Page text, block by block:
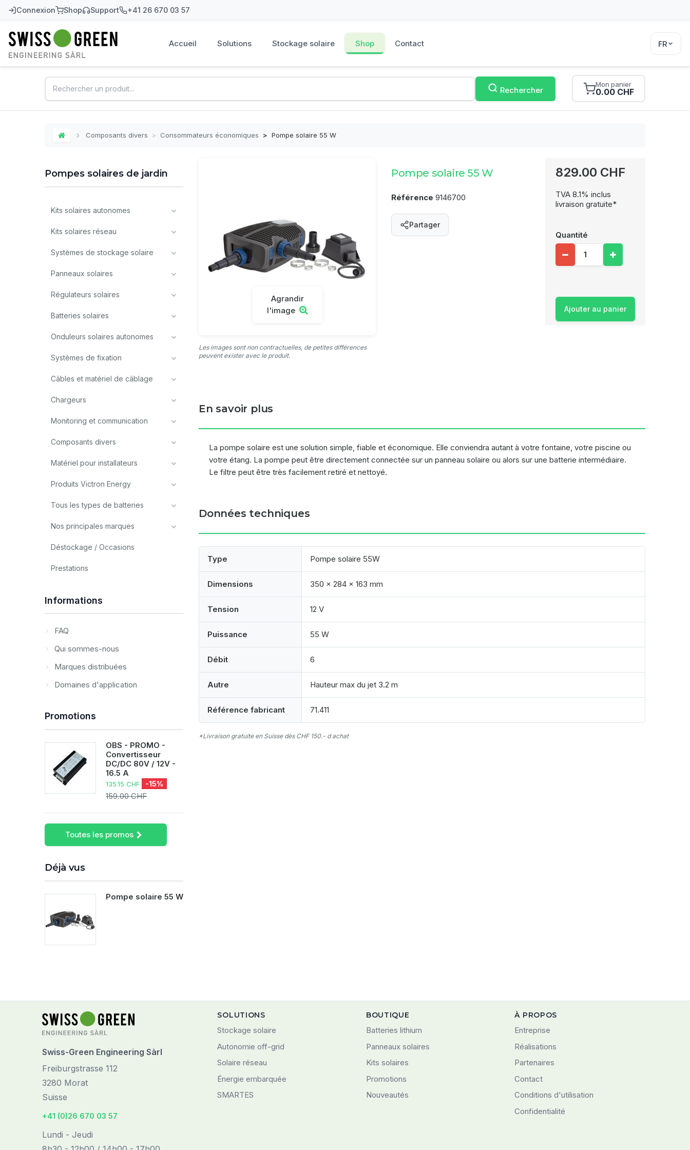
Connexion Shop Support +41 26 670 03 57
Swiss-Green Accueil Solutions Stockage solaire Shop Contact FR
Rechercher
Mon panier
0.00 CHF
Home Composants divers > Consommateurs économiques > Pompe solaire 55 W
Pompes solaires de jardin
Kits solaires autonomes
Kits solaires réseau
Systèmes de stockage solaire
Panneaux solaires
Régulateurs solaires
Batteries solaires
Onduleurs solaires autonomes
Systèmes de fixation
Câbles et matériel de câblage
Chargeurs
Monitoring et communication
Composants divers
Matériel pour installateurs
Produits Victron Energy
Tous les types de batteries
Nos principales marques
Déstockage / Occasions
Prestations
Informations
FAQ
Qui sommes-nous
Marques distribuées
Domaines d'application
Promotions
OBS - PROMO -
Convertisseur
DC/DC 80V / 12V -
16.5 A
135.15 CHF -15%
159.00 CHF
Toutes les promos
Déjà vus
Pompe solaire 55 W
Agrandir
l'image
Les images sont non contractuelles, de petites différences
peuvent exister avec le produit.
Pompe solaire 55 W
Référence 9146700
Partager
829.00 CHF
TVA 8.1% inclus
livraison gratuite*
Quantité
Ajouter au panier
En savoir plus
La pompe solaire est une solution simple, fiable et économique. Elle conviendra autant à votre fontaine, votre piscine ou
votre étang. La pompe peut être directement connectée sur un panneau solaire ou alors sur une batterie intermédiaire.
Le filtre peut être très facilement retiré et nettoyé.
Données techniques
Type Pompe solaire 55W
Dimensions 350 x 284 x 163 mm
Tension 12 V
Puissance 55 W
Débit 6
Autre Hauteur max du jet 3.2 m
Référence fabricant 71.411
*Livraison gratuite en Suisse dès CHF 150.- d achat
Swiss-Green Engineering Sàrl
Freiburgstrasse 112
3280 Morat
Suisse
+41 (0)26 670 03 57
Lundi - Jeudi
SOLUTIONS
Stockage solaire
Autonomie off-grid
Solaire réseau
Énergie embarquée
SMARTES
BOUTIQUE
Batteries lithium
Panneaux solaires
Kits solaires
Promotions
Nouveautés
À PROPOS
Entreprise
Réalisations
Partenaires
Contact
Conditions d'utilisation
Confidentialité